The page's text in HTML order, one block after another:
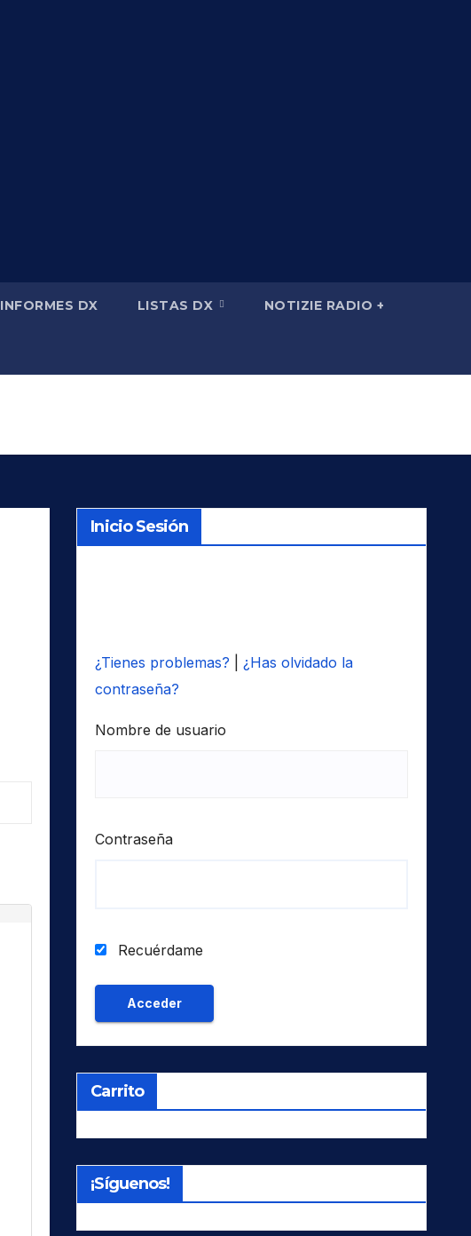
INFORMES DX LISTAS DX NOTIZIE RADIO +
Inicio Sesión
¿Tienes problemas?
¿Has olvidado la
contraseña?
Nombre de usuario
Contraseña
Recuérdame
Carrito
¡Síguenos!